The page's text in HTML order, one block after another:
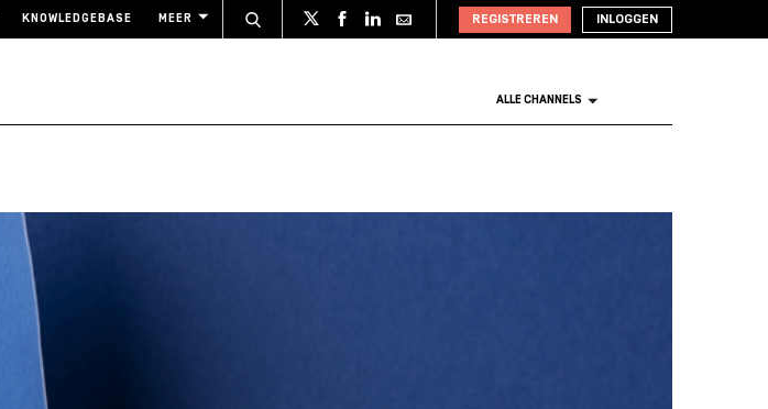
KNOWLEDGEBASE MEER REGISTREREN INLOGGEN
ALLE CHANNELS